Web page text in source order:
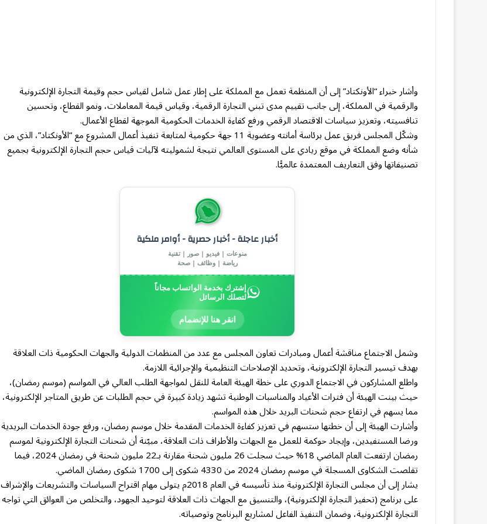
وأشار خبراء “الأونكتاد” إلى أن المنظمة تعمل مع المملكة على إطار عمل شامل لقياس حجم وقيمة التجارة الإلكترونية
والرقمية في المملكة، إلى جانب تقييم مدى تبني التجارة الرقمية، وقياس قيمة المعاملات، ونمو القطاع، وتحسين
تنافسيته، وتعزيز سياسات الاقتصاد الرقمي ورفع كفاءة الخدمات الحكومية الموجهة لقطاع الأعمال.
وشكّل المجلس فريق عمل برئاسة أمانته وعضوية 11 جهة حكومية لمتابعة تنفيذ أعمال المشروع مع “الأونكتاد”، الذي من
شأنه وضع المملكة في موقع ريادي على المستوى العالمي نتيجة لشموليته لآليات قياس حجم التجارة الإلكترونية بجميع
تصنيفاتها وفق التعاريف المعتمدة عالميًّا.
أخبار عاجلة - أخبار حصرية - أوامر ملكية
منوعات | فيديو | صور | تقنية
رياضة | وظائف | صحة
إشترك بخدمة الواتساب مجاناً
لتصلك الرسائل
انقر هنا للإنضمام
وشمل الاجتماع مناقشة أعمال ومبادرات تعاون المجلس مع عدد من المنظمات الدولية والجهات الحكومية ذات العلاقة
بهدف تيسير التجارة الإلكترونية، وتحديد الإصلاحات التنظيمية والإجرائية اللازمة.
واطلع المشاركون في الاجتماع الدوري على خطة الهيئة العامة للنقل لمواجهة الطلب العالي في المواسم (موسم رمضان)،
حيث بينت الهيئة أن فترات الأعياد والمناسبات الوطنية تشهد زيادة كبيرة في حجم الطلبات عن طريق المتاجر الإلكترونية،
مما يسهم في ارتفاع حجم شحنات البريد خلال هذه المواسم.
وأشارت الهيئة إلى أن خطتها ستسهم في تعزيز كفاءة الخدمات المقدمة خلال موسم رمضان، ورفع جودة الخدمات البريدية
ورضا المستفيدين، وإيجاد حوكمة للعمل مع الجهات والأطراف ذات العلاقة، مبيّنة أن شحنات التجارة الإلكترونية لموسم
رمضان ارتفعت العام الماضي 18% حيث سجلت 26 مليون شحنة مقارنة بـ22 مليون شحنة في رمضان 2024، فيما
تقلصت الشكاوى المسجلة في موسم رمضان 2024 من 4330 شكوى إلى 1700 شكوى رمضان الماضي.
يشار إلى أن مجلس التجارة الإلكترونية منذ تأسيسه في العام 2018م يتولى مهام اقتراح السياسات والتشريعات والإشراف
على برنامج (تحفيز التجارة الإلكترونية)، والتنسيق مع الجهات ذات العلاقة لتوحيد الجهود، والتخلص من العوائق التي تواجه
التجارة الإلكترونية، وضمان التنفيذ الفاعل لمشاريع البرنامج وتوصياته.